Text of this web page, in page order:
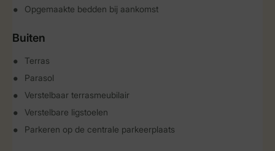
Opgemaakte bedden bij aankomst
Buiten
Terras
Parasol
Verstelbaar terrasmeubilair
Verstelbare ligstoelen
Parkeren op de centrale parkeerplaats